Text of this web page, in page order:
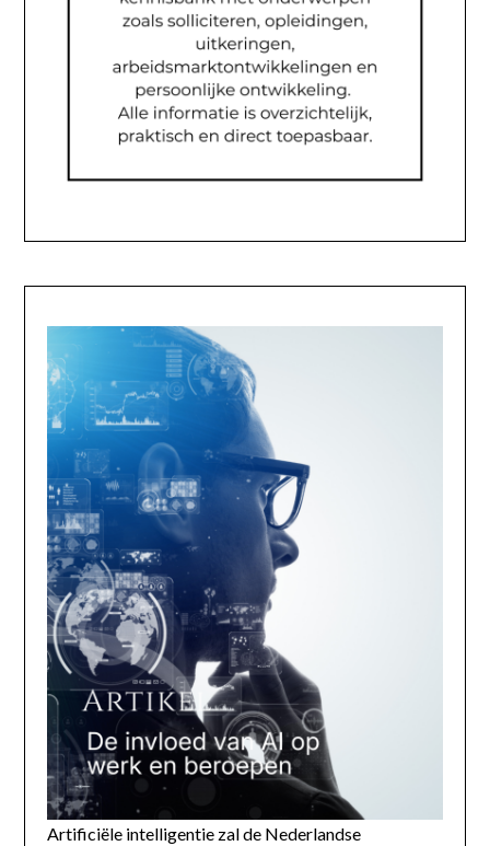
Artificiële intelligentie zal de Nederlandse